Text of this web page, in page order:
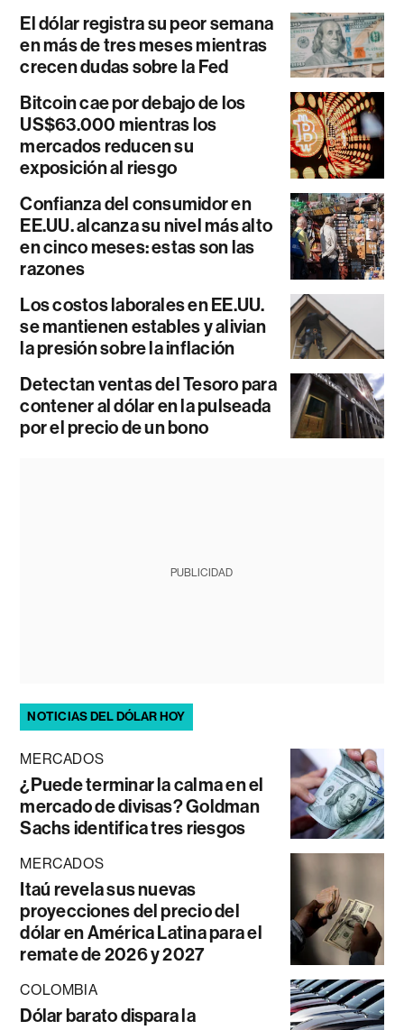
El dólar registra su peor semana
en más de tres meses mientras
crecen dudas sobre la Fed
Bitcoin cae por debajo de los
US$63.000 mientras los
mercados reducen su
exposición al riesgo
Confianza del consumidor en
EE.UU. alcanza su nivel más alto
en cinco meses: estas son las
razones
Los costos laborales en EE.UU.
se mantienen estables y alivian
la presión sobre la inflación
Detectan ventas del Tesoro para
contener al dólar en la pulseada
por el precio de un bono
PUBLICIDAD
NOTICIAS DEL DÓLAR HOY
MERCADOS
¿Puede terminar la calma en el
mercado de divisas? Goldman
Sachs identifica tres riesgos
MERCADOS
Itaú revela sus nuevas
proyecciones del precio del
dólar en América Latina para el
remate de 2026 y 2027
COLOMBIA
Dólar barato dispara la